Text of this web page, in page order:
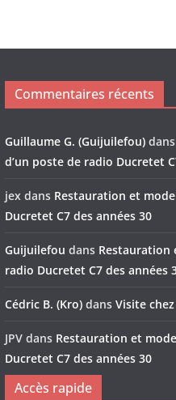
Commentaires récents
Guillaume G. (Guijuilefou) dans
d’un poste de radio Ducretet
jex dans Restauration et
Ducretet C7 des années 30
Guijuilefou dans Restauration
radio Ducretet C7 des années
Cédric B. (Kro) dans Visite
JPV dans Restauration et
Ducretet C7 des années 30
Accès rapide